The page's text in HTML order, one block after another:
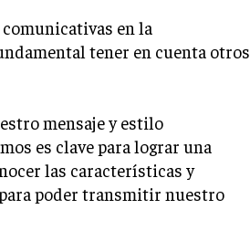
en la
tener en cuenta otros
mensaje y estilo
es clave para lograr una
las características y
poder transmitir nuestro